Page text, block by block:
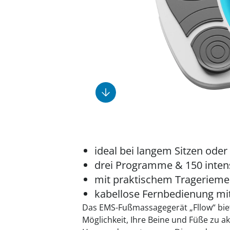
ideal bei langem Sitzen oder
drei Programme & 150
mit praktischem
kabellose Fernbedienung
Das EMS-Fußmassagegerät „Fllow“
Möglichkeit, Ihre Beine und Füße zu